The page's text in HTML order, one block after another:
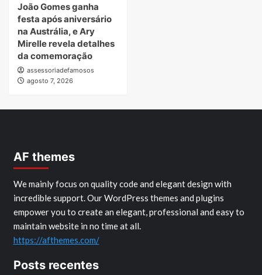
João Gomes ganha
festa após aniversário
na Austrália, e Ary
Mirelle revela detalhes
da comemoração
assessoriadefamosos
agosto 7, 2026
AF themes
We mainly focus on quality code and elegant design with
incredible support. Our WordPress themes and plugins
empower you to create an elegant, professional and easy to
maintain website in no time at all.
https://afthemes.com/
Posts recentes